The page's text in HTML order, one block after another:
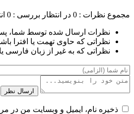
مجموع نظرات : 0 در انتظار بررسی : 0
نظرات ارسال شده توسط شما،
نظراتی که حاوی تهمت یا افترا
نظراتی که به غیر از زبان فارسی
ارسال نظر
ذخیره نام، ایمیل و وبسایت من در